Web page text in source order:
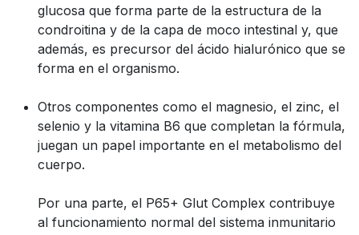
glucosa que forma parte de la estructura de la
condroitina y de la capa de moco intestinal y, que
además, es precursor del ácido hialurónico que se
forma en el organismo.
Otros componentes como el magnesio, el zinc, el
selenio y la vitamina B6 que completan la fórmula,
juegan un papel importante en el metabolismo del
cuerpo.
Por una parte, el P65+ Glut Complex contribuye
al funcionamiento normal del sistema inmunitario